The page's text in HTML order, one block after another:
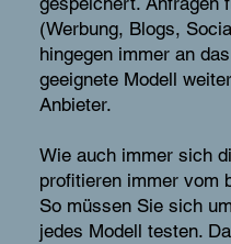
(Werbung, Blogs,
hingegen immer an
geeignete Modell
Anbieter.
Wie auch immer sich
profitieren immer vom
So müssen Sie sich
jedes Modell testen.